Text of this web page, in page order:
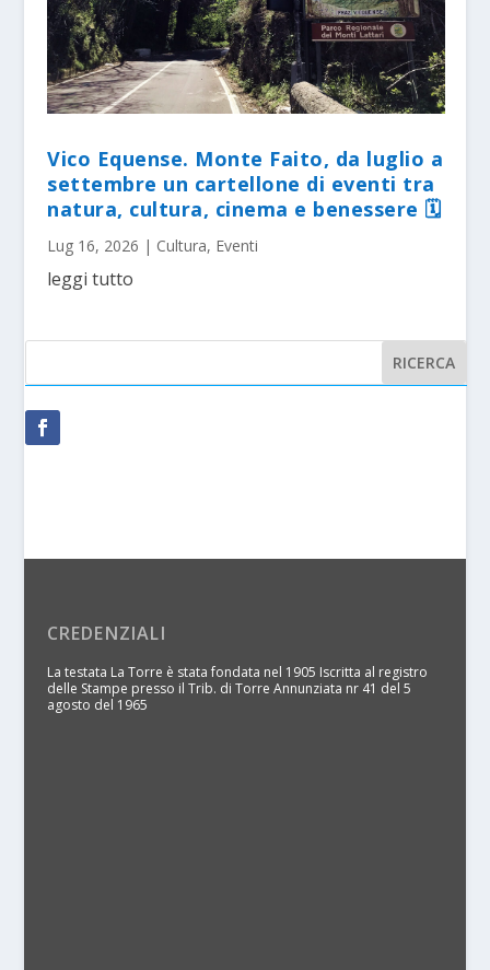
Vico Equense. Monte Faito, da luglio a
settembre un cartellone di eventi tra
natura, cultura, cinema e benessere 🗓
Lug 16, 2026 | Cultura, Eventi
leggi tutto
CREDENZIALI
La testata La Torre è stata fondata nel 1905 Iscritta al registro
delle Stampe presso il Trib. di Torre Annunziata nr 41 del 5
agosto del 1965